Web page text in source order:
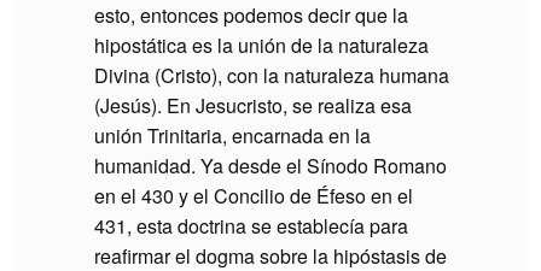
esto, entonces podemos decir que la
hipostática es la unión de la naturaleza
Divina (Cristo), con la naturaleza humana
(Jesús). En Jesucristo, se realiza esa
unión Trinitaria, encarnada en la
humanidad. Ya desde el Sínodo Romano
en el 430 y el Concilio de Éfeso en el
431, esta doctrina se establecía para
reafirmar el dogma sobre la hipóstasis de